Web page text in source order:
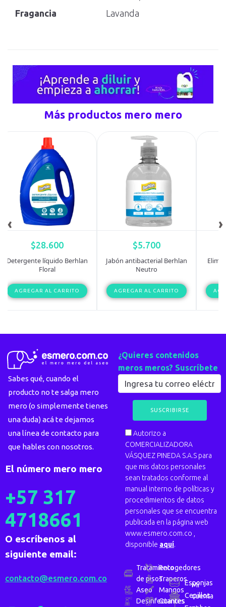
Fragancia
Lavanda
Más productos mero mero
‹
$28.600
Detergente líquido Berhlan
Floral
AGREGAR AL CARRITO
$5.700
Jabón antibacterial Berhlan
Neutro
AGREGAR AL CARRITO
›
Sabes qué, cuando el
producto no te salga mero
mero (o simplemente tienes
una duda) acá te dejamos
una línea de contacto para
que hables con nosotros.
El número mero mero
+57 317
4718661
O escríbenos al
siguiente email:
contacto@esmero.com.co
¿Quieres contenidos
meros meros? Suscríbete
Autorizo a
COMERCIALIZADORA
VÁSQUEZ PINEDA S.A.S para
que mis datos personales
sean tratados conforme al
manual interno de políticas y
procedimientos de datos
personales que se encuentra
publicada en la página web
www.esmero.com.co ,
disponible aquí.
Tratamiento
de pisos
Aseo
Desinfectantes
Recogedores
Traperos
Mangos
Guantes
Esponjas
Cepillos
Mi
cuenta